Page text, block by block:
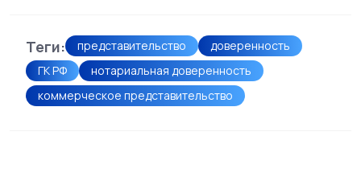
Теги: представительство
доверенность
ГК РФ
нотариальная доверенность
коммерческое представительство